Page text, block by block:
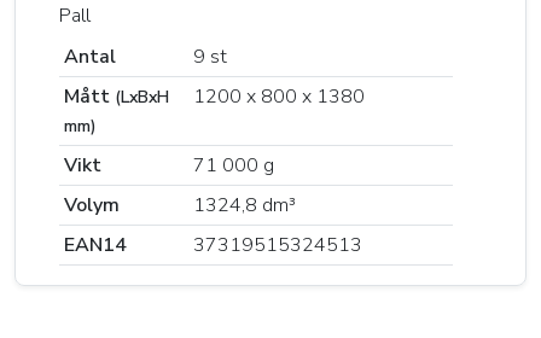
Pall
Antal
9 st
Mått (LxBxH
mm)
1200 x 800 x 1380
Vikt
71 000 g
Volym
1324,8 dm³
EAN14
37319515324513